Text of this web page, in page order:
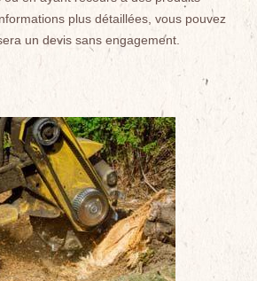
plus détaillées, vous pouvez
un devis sans engagement.